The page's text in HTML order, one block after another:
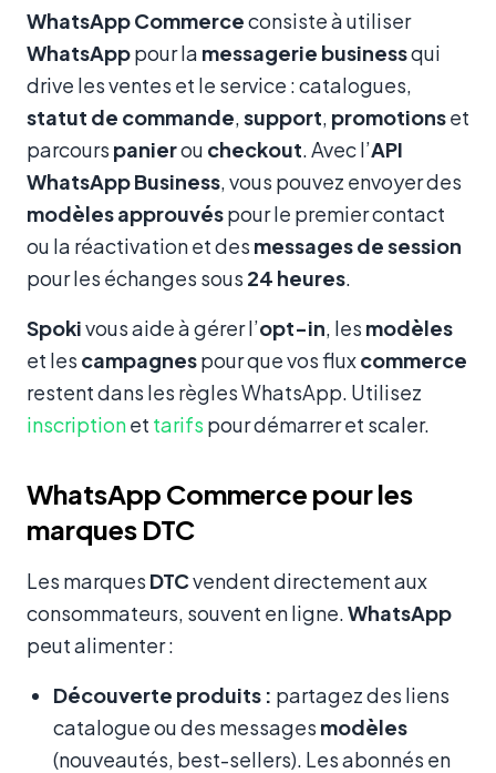
WhatsApp Commerceconsiste à utiliser
WhatsApppour la messagerie businessqui
drive les ventes et le service : catalogues,
statut de commande,support, promotionset
parcours panierou checkout. Avec l’API
WhatsApp Business, vous pouvez envoyer des
modèles approuvéspour le premier contact
ou la réactivation et des messages de session
pour les échanges sous 24 heures.
Spokivous aide à gérer l’opt-in, les modèles
et les campagnespour que vos fluxcommerce
restent dans les règles WhatsApp. Utilisez
inscriptionet tarifs pour démarrer et scaler.
WhatsApp Commerce pour les
marques DTC
Les marques DTCvendent directement aux
consommateurs, souvent en ligne.WhatsApp
peut alimenter :
Découverte produits : partagez des liens
catalogue ou des messages modèles
(nouveautés, best-sellers). Les abonnés en